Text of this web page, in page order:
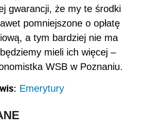
gwarancji, że my te środki
pomniejszone o opłatę
a tym bardziej nie ma
mieli ich więcej ­–
WSB w Poznaniu.
Emerytury